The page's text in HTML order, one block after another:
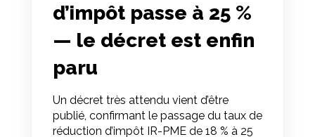
d’impôt passe à 25 %
— le décret est enfin
paru
Un décret très attendu vient d’être
publié, confirmant le passage du taux de
réduction d’impôt IR-PME de 18 % à 25